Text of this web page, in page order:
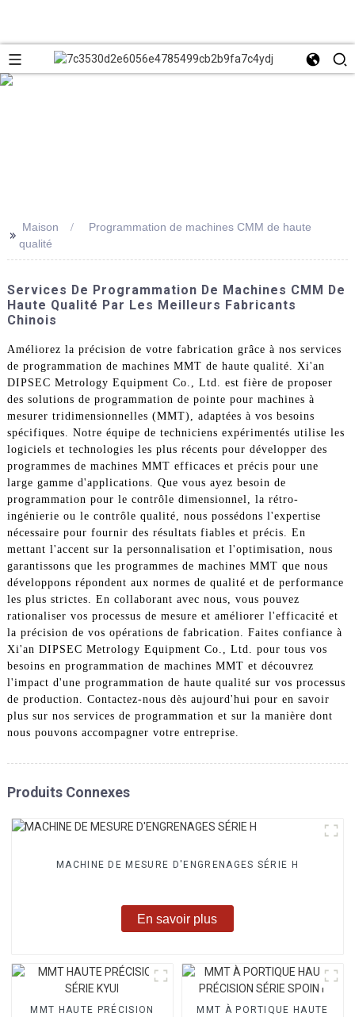
>> Maison
Programmation de machines CMM de haute
qualité
Services De Programmation De Machines CMM De
Haute Qualité Par Les Meilleurs Fabricants
Chinois
Améliorez la précision de votre fabrication grâce à nos services
de programmation de machines MMT de haute qualité. Xi'an
DIPSEC Metrology Equipment Co., Ltd. est fière de proposer
des solutions de programmation de pointe pour machines à
mesurer tridimensionnelles (MMT), adaptées à vos besoins
spécifiques. Notre équipe de techniciens expérimentés utilise les
logiciels et technologies les plus récents pour développer des
programmes de machines MMT efficaces et précis pour une
large gamme d'applications. Que vous ayez besoin de
programmation pour le contrôle dimensionnel, la rétro-
ingénierie ou le contrôle qualité, nous possédons l'expertise
nécessaire pour fournir des résultats fiables et précis. En
mettant l'accent sur la personnalisation et l'optimisation, nous
garantissons que les programmes de machines MMT que nous
développons répondent aux normes de qualité et de performance
les plus strictes. En collaborant avec nous, vous pouvez
rationaliser vos processus de mesure et améliorer l'efficacité et
la précision de vos opérations de fabrication. Faites confiance à
Xi'an DIPSEC Metrology Equipment Co., Ltd. pour tous vos
besoins en programmation de machines MMT et découvrez
l'impact d'une programmation de haute qualité sur vos processus
de production. Contactez-nous dès aujourd'hui pour en savoir
plus sur nos services de programmation et sur la manière dont
nous pouvons accompagner votre entreprise.
Produits Connexes
MACHINE DE MESURE D'ENGRENAGES SÉRIE H
En savoir plus
MMT HAUTE PRÉCISION
MMT À PORTIQUE HAUTE